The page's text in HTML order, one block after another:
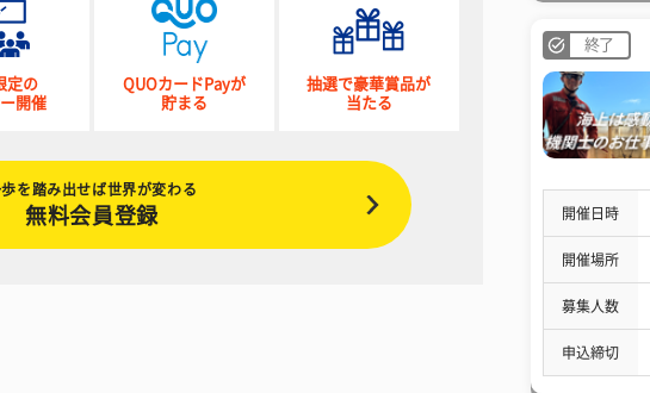
定の
開催
QUOカードPayが
貯まる
抽選で豪華賞品が
当たる
を踏み出せば世界が変わる
無料会員登録
終了
開催日時
開催場所
募集人数
申込締切